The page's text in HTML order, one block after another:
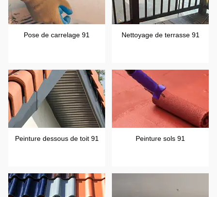
Pose de carrelage 91 Nettoyage de terrasse 91
Peinture dessous de toit 91 Peinture sols 91